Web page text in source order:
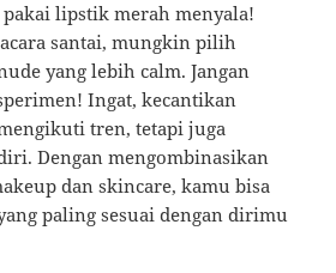
pakai lipstik merah menyala!
santai, mungkin pilih
yang lebih calm. Jangan
Ingat, kecantikan
tren, tetapi juga
Dengan mengombinasikan
dan skincare, kamu bisa
paling sesuai dengan dirimu